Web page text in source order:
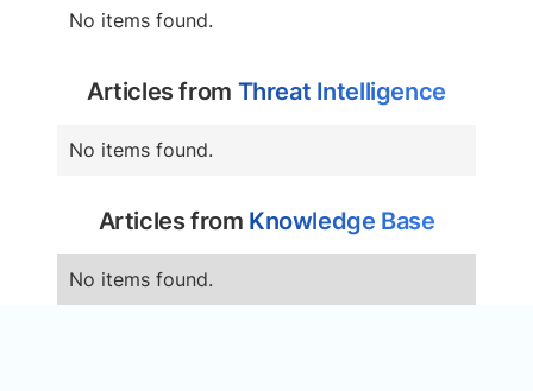
No items found.
Articles from Threat Intelligence
No items found.
Articles from Knowledge Base
No items found.